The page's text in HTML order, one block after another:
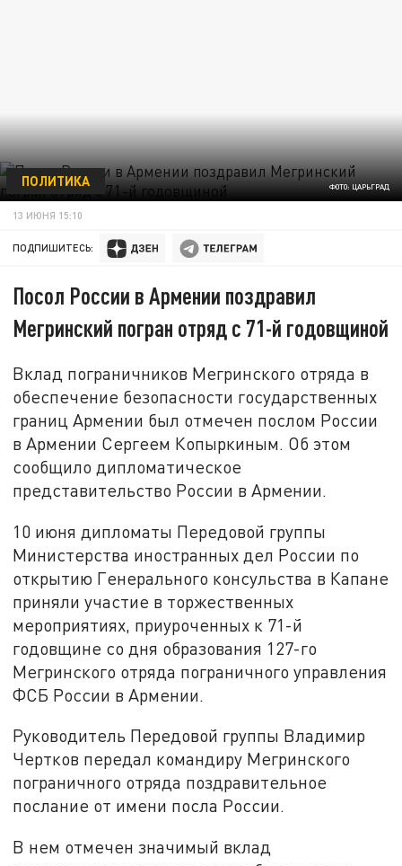
ФОТО: ЦАРЬГРАД
ПОЛИТИКА
13 ИЮНЯ 15:10
ПОДПИШИТЕСЬ:
Посол России в Армении поздравил
Мегринский погран отряд с 71-й годовщиной
Вклад пограничников Мегринского отряда в
обеспечение безопасности государственных
границ Армении был отмечен послом России
в Армении Сергеем Копыркиным. Об этом
сообщило дипломатическое
представительство России в Армении.
10 июня дипломаты Передовой группы
Министерства иностранных дел России по
открытию Генерального консульства в Капане
приняли участие в торжественных
мероприятиях, приуроченных к 71-й
годовщине со дня образования 127-го
Мегринского отряда пограничного управления
ФСБ России в Армении.
Руководитель Передовой группы Владимир
Чертков передал командиру Мегринского
пограничного отряда поздравительное
послание от имени посла России.
В нем отмечен значимый вклад